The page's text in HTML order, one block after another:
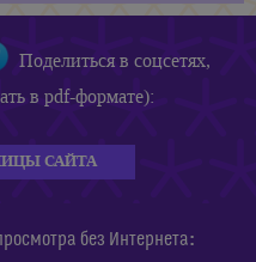
Поделиться в соцсетях,
в pdf-формате):
САЙТА
без Интернета: